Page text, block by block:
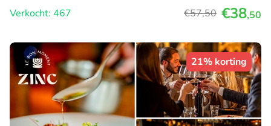
Verkocht: 467
€57,50 €38,50
21% korting